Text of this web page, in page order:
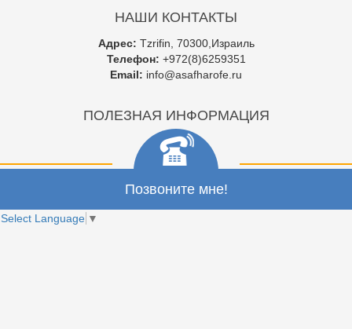
НАШИ КОНТАКТЫ
Адрес: Tzrifin, 70300,Израиль
Телефон: +972(8)6259351
Email: info@asafharofe.ru
ПОЛЕЗНАЯ ИНФОРМАЦИЯ
Позвоните мне!
Select Language ▼